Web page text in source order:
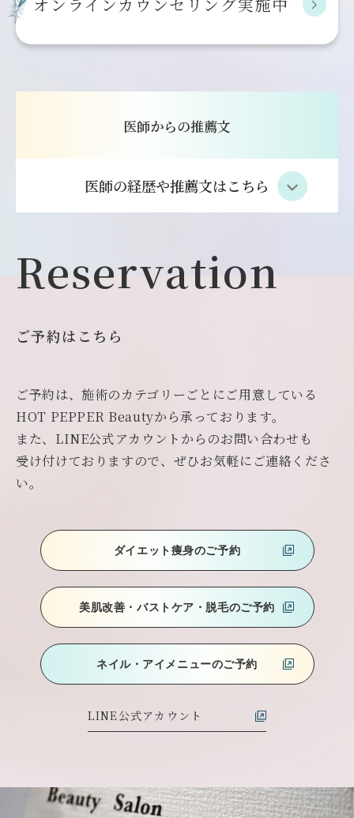
医師からの推薦文
医師の経歴や推薦文はこちら
Reservation
ご予約はこちら
ご予約は、施術のカテゴリーごとにご用意している
HOT PEPPER Beautyから承っております。
また、LINE公式アカウントからのお問い合わせも
受け付けておりますので、ぜひお気軽にご連絡くださ
い。
ダイエット痩身のご予約
美肌改善・バストケア ・脱毛のご予約
ネイル・アイメニューのご予約
LINE公式アカウント